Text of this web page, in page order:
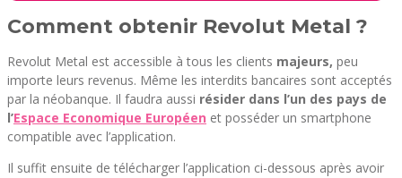
Comment obtenir Revolut Metal ?
Revolut Metal est accessible à tous les clients majeurs, peu
importe leurs revenus. Même les interdits bancaires sont acceptés
par la néobanque. Il faudra aussi résider dans l’un des pays de
l’Espace Economique Européen et posséder un smartphone
compatible avec l’application.
Il suffit ensuite de télécharger l’application ci-dessous après avoir